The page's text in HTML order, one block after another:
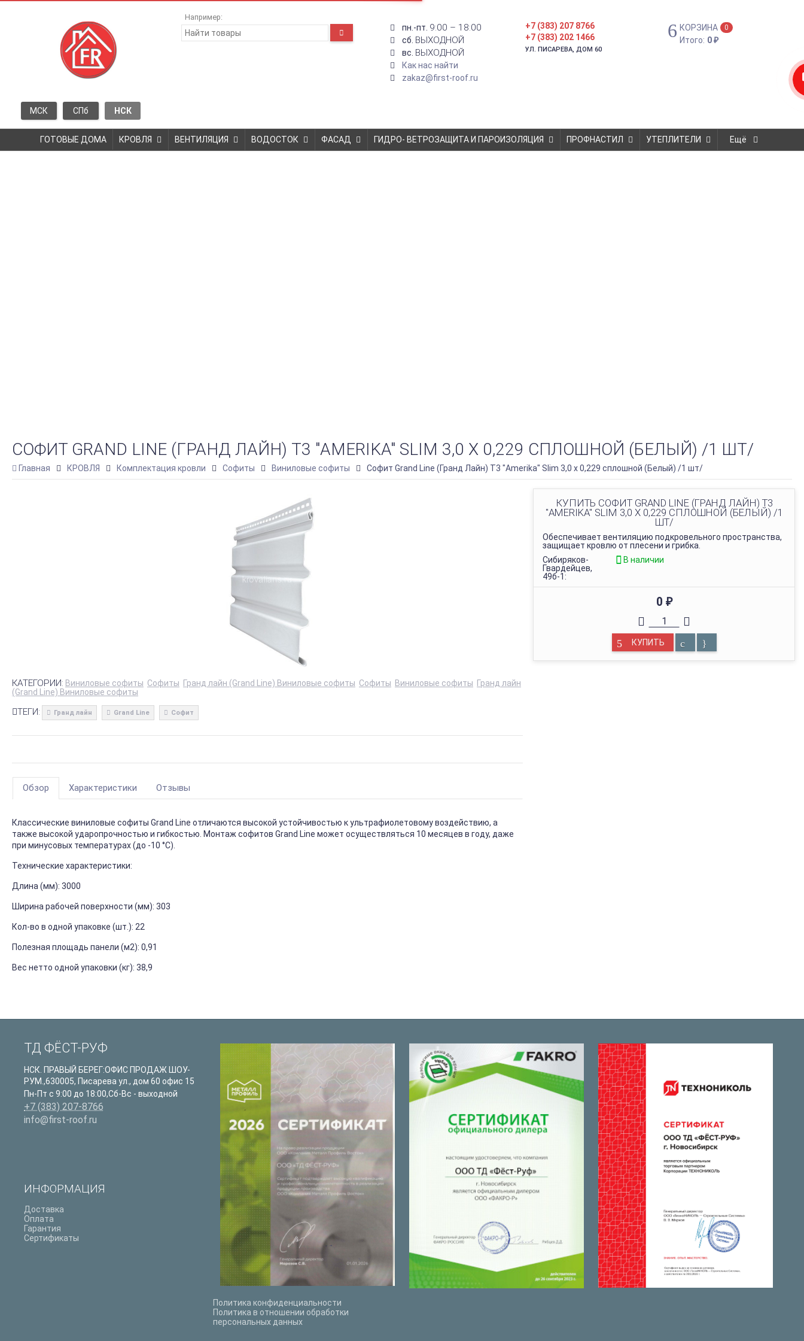
МСК СПб НСК
Например:
пн.-пт. 9:00 – 18:00
сб. ВЫХОДНОЙ
вс. ВЫХОДНОЙ
Как нас найти
zakaz@first-roof.ru
+7 (383) 207 8766
+7 (383) 202 1466
УЛ. ПИСАРЕВА, ДОМ 60
КОРЗИНА 0
Итого: 0₽
ГОТОВЫЕ ДОМА КРОВЛЯ ВЕНТИЛЯЦИЯ ВОДОСТОК ФАСАД ГИДРО- ВЕТРОЗАЩИТА И ПАРОИЗОЛЯЦИЯ ПРОФНАСТИЛ УТЕПЛИТЕЛИ Ещё
СОФИТ GRAND LINE (ГРАНД ЛАЙН) Т3 "AMERIKA" SLIM 3,0 Х 0,229 СПЛОШНОЙ (БЕЛЫЙ) /1 ШТ/
Главная КРОВЛЯ Комплектация кровли Софиты Виниловые софиты Софит Grand Line (Гранд Лайн) Т3 "Amerika" Slim 3,0 х 0,229 сплошной (Белый) /1 шт/
КУПИТЬ СОФИТ GRAND LINE (ГРАНД ЛАЙН) Т3
"AMERIKA" SLIM 3,0 Х 0,229 СПЛОШНОЙ (БЕЛЫЙ) /1
ШТ/
Обеспечивает вентиляцию подкровельного пространства,
защищает кровлю от плесени и грибка.
Сибиряков-
Гвардейцев,
49б-1:
В наличии
0 ₽
КУПИТЬ
КАТЕГОРИИ: Виниловые софиты Софиты Гранд лайн (Grand Line) Виниловые софиты Софиты Виниловые софиты Гранд лайн
(Grand Line) Виниловые софиты
ТЕГИ: Гранд лайн Grand Line Софит
Обзор Характеристики Отзывы
Классические виниловые софиты Grand Line отличаются высокой устойчивостью к ультрафиолетовому воздействию, а
также высокой ударопрочностью и гибкостью. Монтаж софитов Grand Line может осуществляться 10 месяцев в году, даже
при минусовых температурах (до -10 °C).
Технические характеристики:
Длина (мм): 3000
Ширина рабочей поверхности (мм): 303
Кол-во в одной упаковке (шт.): 22
Полезная площадь панели (м2): 0,91
Вес нетто одной упаковки (кг): 38,9
ТД ФЁСТ-РУФ
НСК. ПРАВЫЙ БЕРЕГ:ОФИС ПРОДАЖ ШОУ-
РУМ.,630005, Писарева ул., дом 60 офис 15
Пн-Пт с 9:00 до 18:00,Сб-Вс - выходной
+7 (383) 207-8766
info@first-roof.ru
ИНФОРМАЦИЯ
Доставка
Оплата
Гарантия
Сертификаты
Политика конфиденциальности
Политика в отношении обработки
персональных данных